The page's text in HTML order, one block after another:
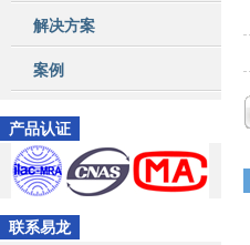
解决方案
案例
产品认证
联系易龙